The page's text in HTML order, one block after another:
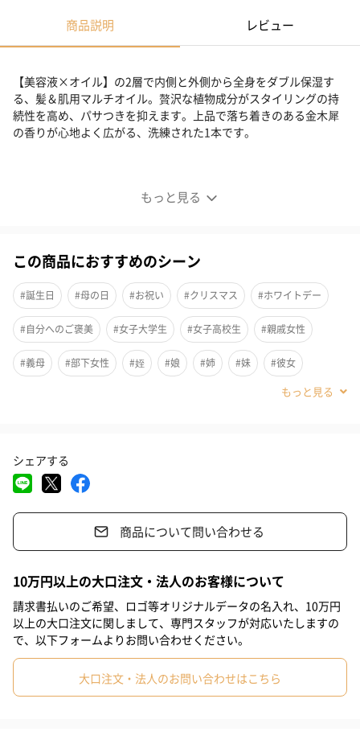
商品説明 レビュー
もっと見る
【美容液×オイル】の2層で内側と外側から全身をダブル保湿す
る、髪＆肌用マルチオイル。贅沢な植物成分がスタイリングの持
続性を高め、パサつきを抑えます。上品で落ち着きのある金木犀
の香りが心地よく広がる、洗練された1本です。
美容液層（植物エキス）が内側へ深く浸透。水分と油分を同時に
補給することで、従来のスタイリングオイルにありがちな「ベタ
つき」や「重さ」を解消し、みずみずしく軽やかな質感を叶えま
す。
この商品におすすめのシーン
#誕生日 #母の日 #お祝い #クリスマス #ホワイトデー
#自分へのご褒美 #女子大学生 #女子高校生 #親戚女性
#義母 #部下女性 #姪 #娘 #姉 #妹 #彼女
#女性
#50代 #60代
シェアする
商品について問い合わせる
10万円以上の大口注文・法人のお客様について
請求書払いのご希望、ロゴ等オリジナルデータの名入れ、10万円
以上の大口注文に関しまして、専門スタッフが対応いたしますの
で、以下フォームよりお問い合わせください。
大口注文・法人のお問い合わせはこちら